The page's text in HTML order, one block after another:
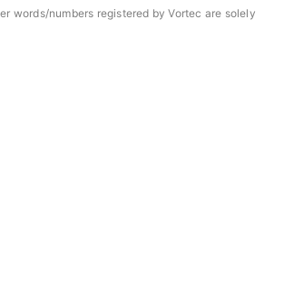
words/numbers registered by Vortec are solely